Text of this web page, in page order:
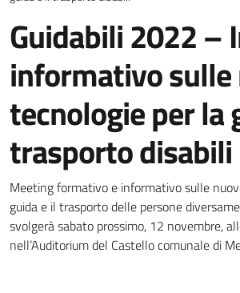
Guidabili 2022 –
informativo sulle
tecnologie per la
trasporto disabili
Dettagli della notizia
Meeting formativo e informativo sulle
guida e il trasporto delle persone
svolgerà sabato prossimo, 12 novembre,
nell’Auditorium del Castello comunale di